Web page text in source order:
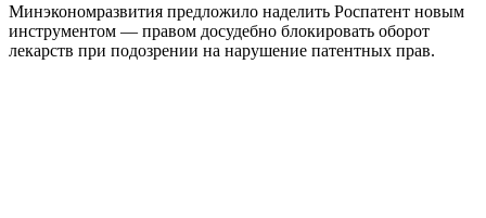
Минэкономразвития предложило наделить Роспатент новым
инструментом — правом досудебно блокировать оборот
лекарств при подозрении на нарушение патентных прав.